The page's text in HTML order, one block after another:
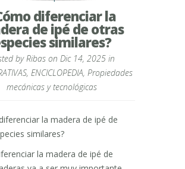
diferenciar la
de ipé de otras
similares?
byRibas on Dic 14, 2025 in
, ENCICLOPEDIA, Propiedades
mecánicas y tecnológicas
la madera de ipé de
similares?
la madera de ipé de